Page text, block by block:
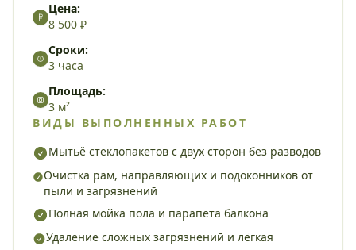
Цена:
8 500 ₽
Сроки:
3 часа
Площадь:
3 м²
ВИДЫ ВЫПОЛНЕННЫХ РАБОТ
Мытьё стеклопакетов с двух сторон без разводов
Очистка рам, направляющих и подоконников от
пыли и загрязнений
Полная мойка пола и парапета балкона
Удаление сложных загрязнений и лёгкая